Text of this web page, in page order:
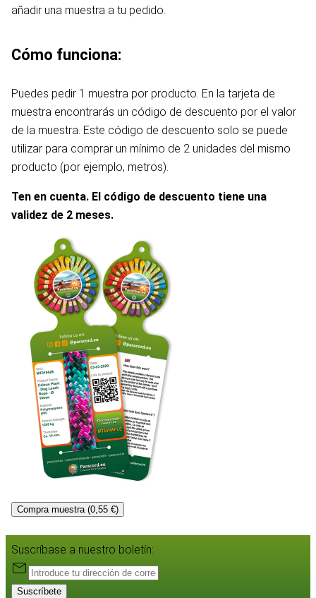
añadir una muestra a tu pedido.
Cómo funciona:
Puedes pedir 1 muestra por producto. En la tarjeta de
muestra encontrarás un código de descuento por el valor
de la muestra. Este código de descuento solo se puede
utilizar para comprar un mínimo de 2 unidades del mismo
producto (por ejemplo, metros).
Ten en cuenta. El código de descuento tiene una
validez de 2 meses.
Compra muestra (0,55 €)
Suscríbase a nuestro boletín:
Suscríbete